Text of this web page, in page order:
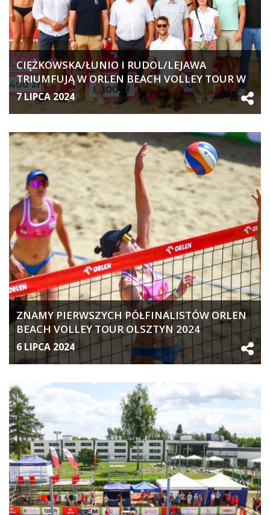
CIĘŻKOWSKA/ŁUNIO I RUDOL/LEJAWA
TRIUMFUJĄ W ORLEN BEACH VOLLEY TOUR W
OLSZTYNIE
7 LIPCA 2024
ZNAMY PIERWSZYCH PÓŁFINALISTÓW ORLEN
BEACH VOLLEY TOUR OLSZTYN 2024
6 LIPCA 2024